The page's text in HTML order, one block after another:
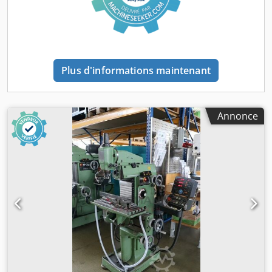
1250 x 1670 mm Tête orientable : 90° / 90° Équipement : -
Affichage numérique à 3 axes - Système de
refroidissement Nous serions heureux de vous présenter
informations sont données sans garantie. Sous réserve de
vente. L’objet de la vente est vendu avec exclusion de toute
intentionnelle des obligations du vendeur, ni à toute
atteinte à la vie, à l’intégrité corporelle et à la santé.
Plus d'informations maintenant
Annonce